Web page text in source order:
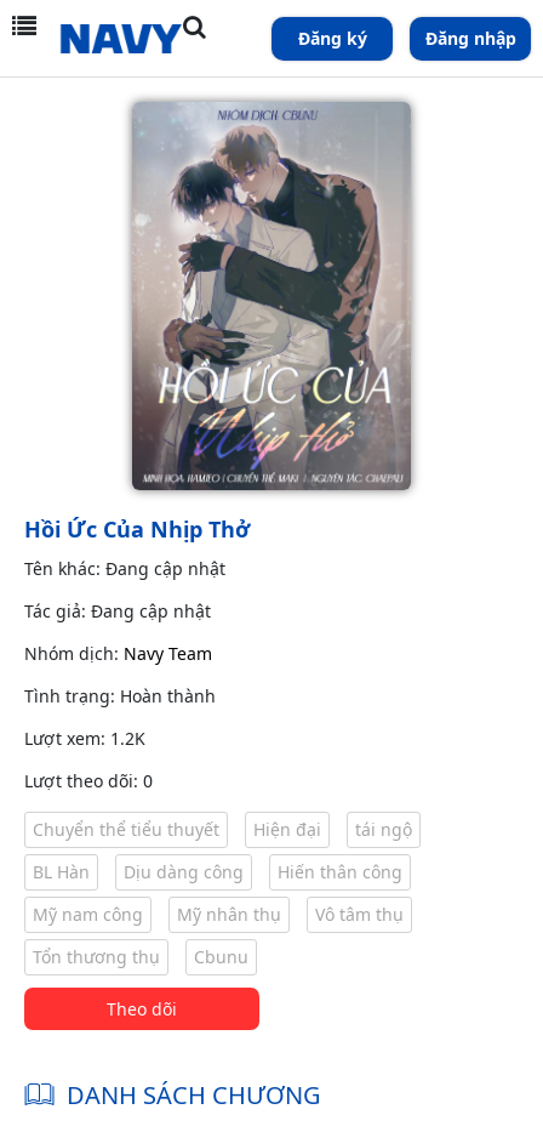
Đăng ký Đăng nhập
Hồi Ức Của Nhịp Thở
Tên khác: Đang cập nhật
Tác giả: Đang cập nhật
Nhóm dịch: Navy Team
Tình trạng: Hoàn thành
Lượt xem: 1.2K
Lượt theo dõi: 0
Chuyển thể tiểu thuyết Hiện đại
tái ngộ
BL Hàn
Dịu dàng công
Hiến thân công
Mỹ nam công
Mỹ nhân thụ
Vô tâm thụ
Tổn thương thụ
Cbunu
Theo dõi
DANH SÁCH CHƯƠNG